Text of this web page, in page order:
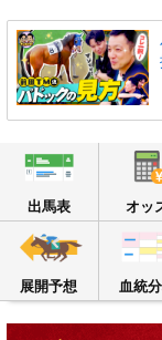
出馬表 オッ
展開予想
展開予想 血統